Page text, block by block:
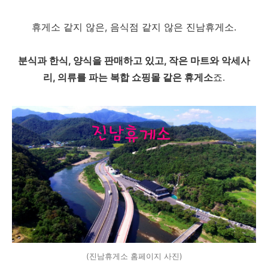
휴게소 같지 않은, 음식점 같지 않은 진남휴게소.
분식과 한식, 양식을 판매하고 있고, 작은 마트와 악세사
리, 의류를 파는 복합 쇼핑몰 같은 휴게소죠.
(진남휴게소 홈페이지 사진)